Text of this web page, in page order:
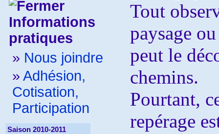
Informations
pratiques
» Nous joindre
» Adhésion,
Cotisation,
Participation
Saison 2010-2011
Tout
paysage
peut le
chemins.
Pourtant,
repérage